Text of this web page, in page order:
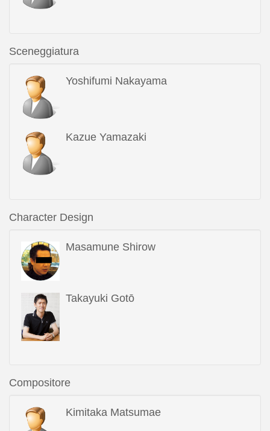
Sceneggiatura
Yoshifumi Nakayama
Kazue Yamazaki
Character Design
Masamune Shirow
Takayuki Gotō
Compositore
Kimitaka Matsumae